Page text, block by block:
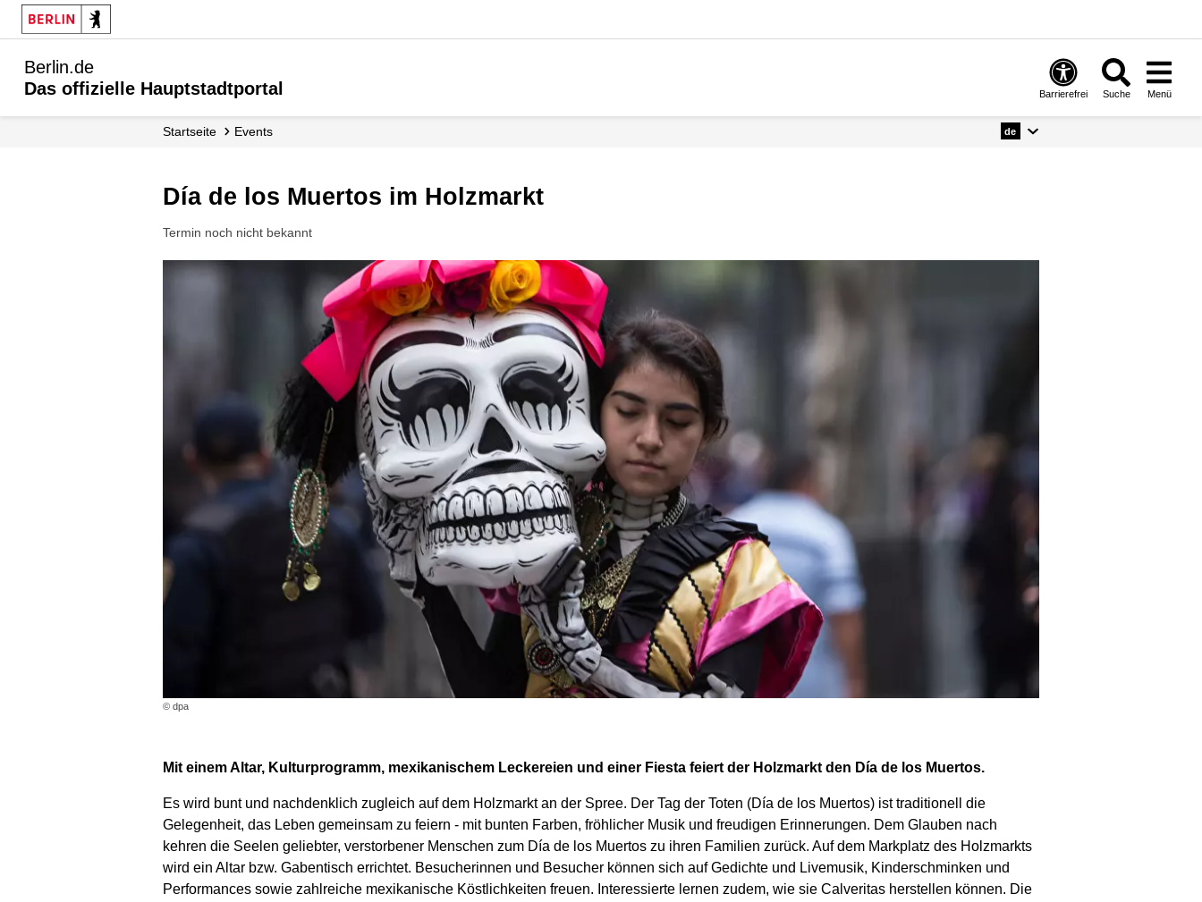
Berlin.de
Das offizielle Hauptstadtportal
Barrierefrei Suche Menü
Startseite Events de
Día de los Muertos im Holzmarkt
Termin noch nicht bekannt
© dpa
Mit einem Altar, Kulturprogramm, mexikanischem Leckereien und einer Fiesta feiert der Holzmarkt den Día de los Muertos.
Es wird bunt und nachdenklich zugleich auf dem Holzmarkt an der Spree. Der Tag der Toten (Día de los Muertos) ist traditionell die
Gelegenheit, das Leben gemeinsam zu feiern - mit bunten Farben, fröhlicher Musik und freudigen Erinnerungen. Dem Glauben nach
kehren die Seelen geliebter, verstorbener Menschen zum Día de los Muertos zu ihren Familien zurück. Auf dem Markplatz des Holzmarkts
wird ein Altar bzw. Gabentisch errichtet. Besucherinnen und Besucher können sich auf Gedichte und Livemusik, Kinderschminken und
Performances sowie zahlreiche mexikanische Köstlichkeiten freuen. Interessierte lernen zudem, wie sie Calveritas herstellen können. Die